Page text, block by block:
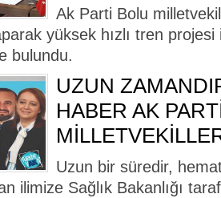
Ak Parti Bolu
yüksek hızlı tren projesi
bulundu.
UZUN
HABER AK
Uzun bir süredir,
ilimize Sağlık Bakanlığı